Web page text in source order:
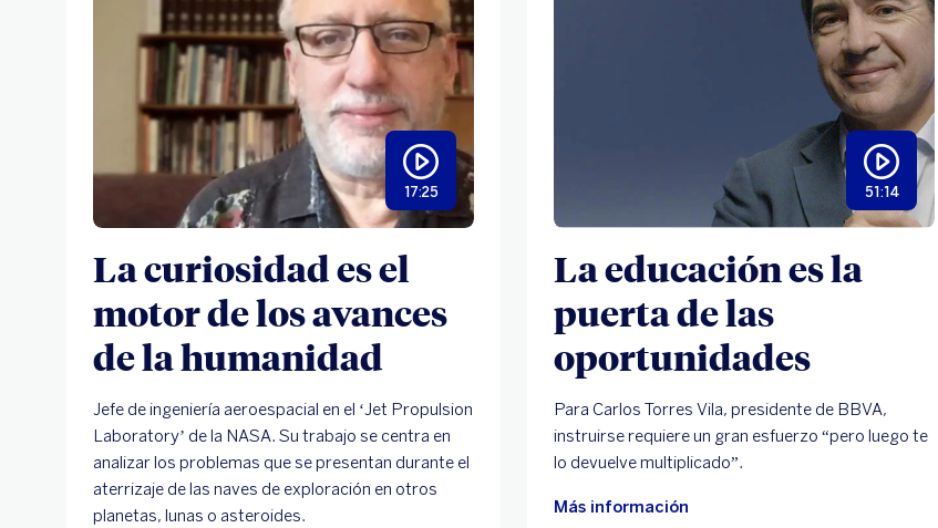
17:25
La curiosidad es el
motor de los avances
de la humanidad
Jefe de ingeniería aeroespacial en el ‘Jet Propulsion
Laboratory’ de la NASA. Su trabajo se centra en
analizar los problemas que se presentan durante el
aterrizaje de las naves de exploración en otros
planetas, lunas o asteroides.
51:14
La educación es la
puerta de las
oportunidades
Para Carlos Torres Vila, presidente de BBVA,
instruirse requiere un gran esfuerzo “pero luego te
lo devuelve multiplicado”.
Más información